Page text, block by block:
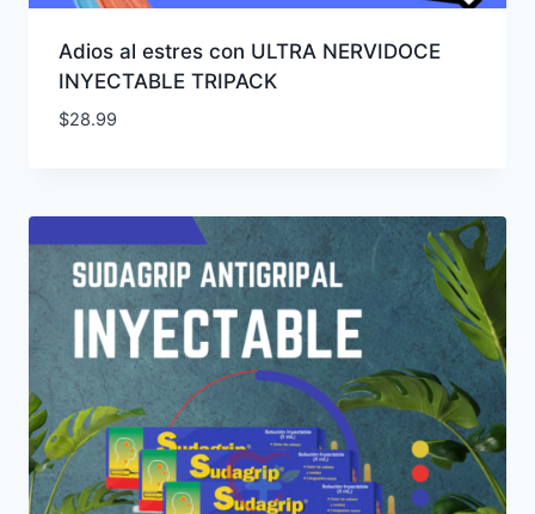
Adios al estres con ULTRA NERVIDOCE
INYECTABLE TRIPACK
$28.99